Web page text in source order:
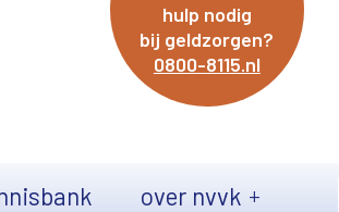
hulp nodig
bij geldzorgen?
0800-8115.nl
over nvvk